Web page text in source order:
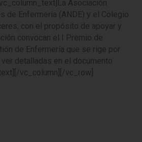
Asociación
de Enfermería (ANDE) y el Colegio
con el propósito de apoyar y
convocan el I Premio de
de Enfermería que se rige por
detalladas en el documento
vc_column][/vc_row]